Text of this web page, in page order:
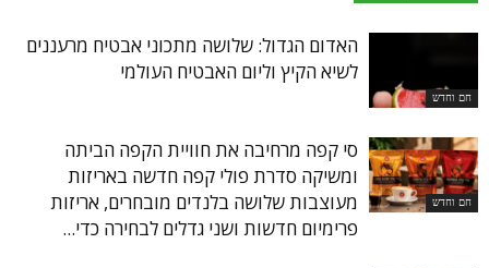
חם וחדש
האדום הגדול: שלושה מתכוני אבטיח מרעננים
לשיא הקיץ וליום האבטיח העולמי
חם וחדש
סי קפה מרחיבה את חוויית הקפה הביתה
ומשיקה סדרת פולי קפה חדשה באריזות
מעוצבות שלושה בלנדים מובחרים, אריזות
פרימיום חדשות ושני גדלים לבחירה כדי...